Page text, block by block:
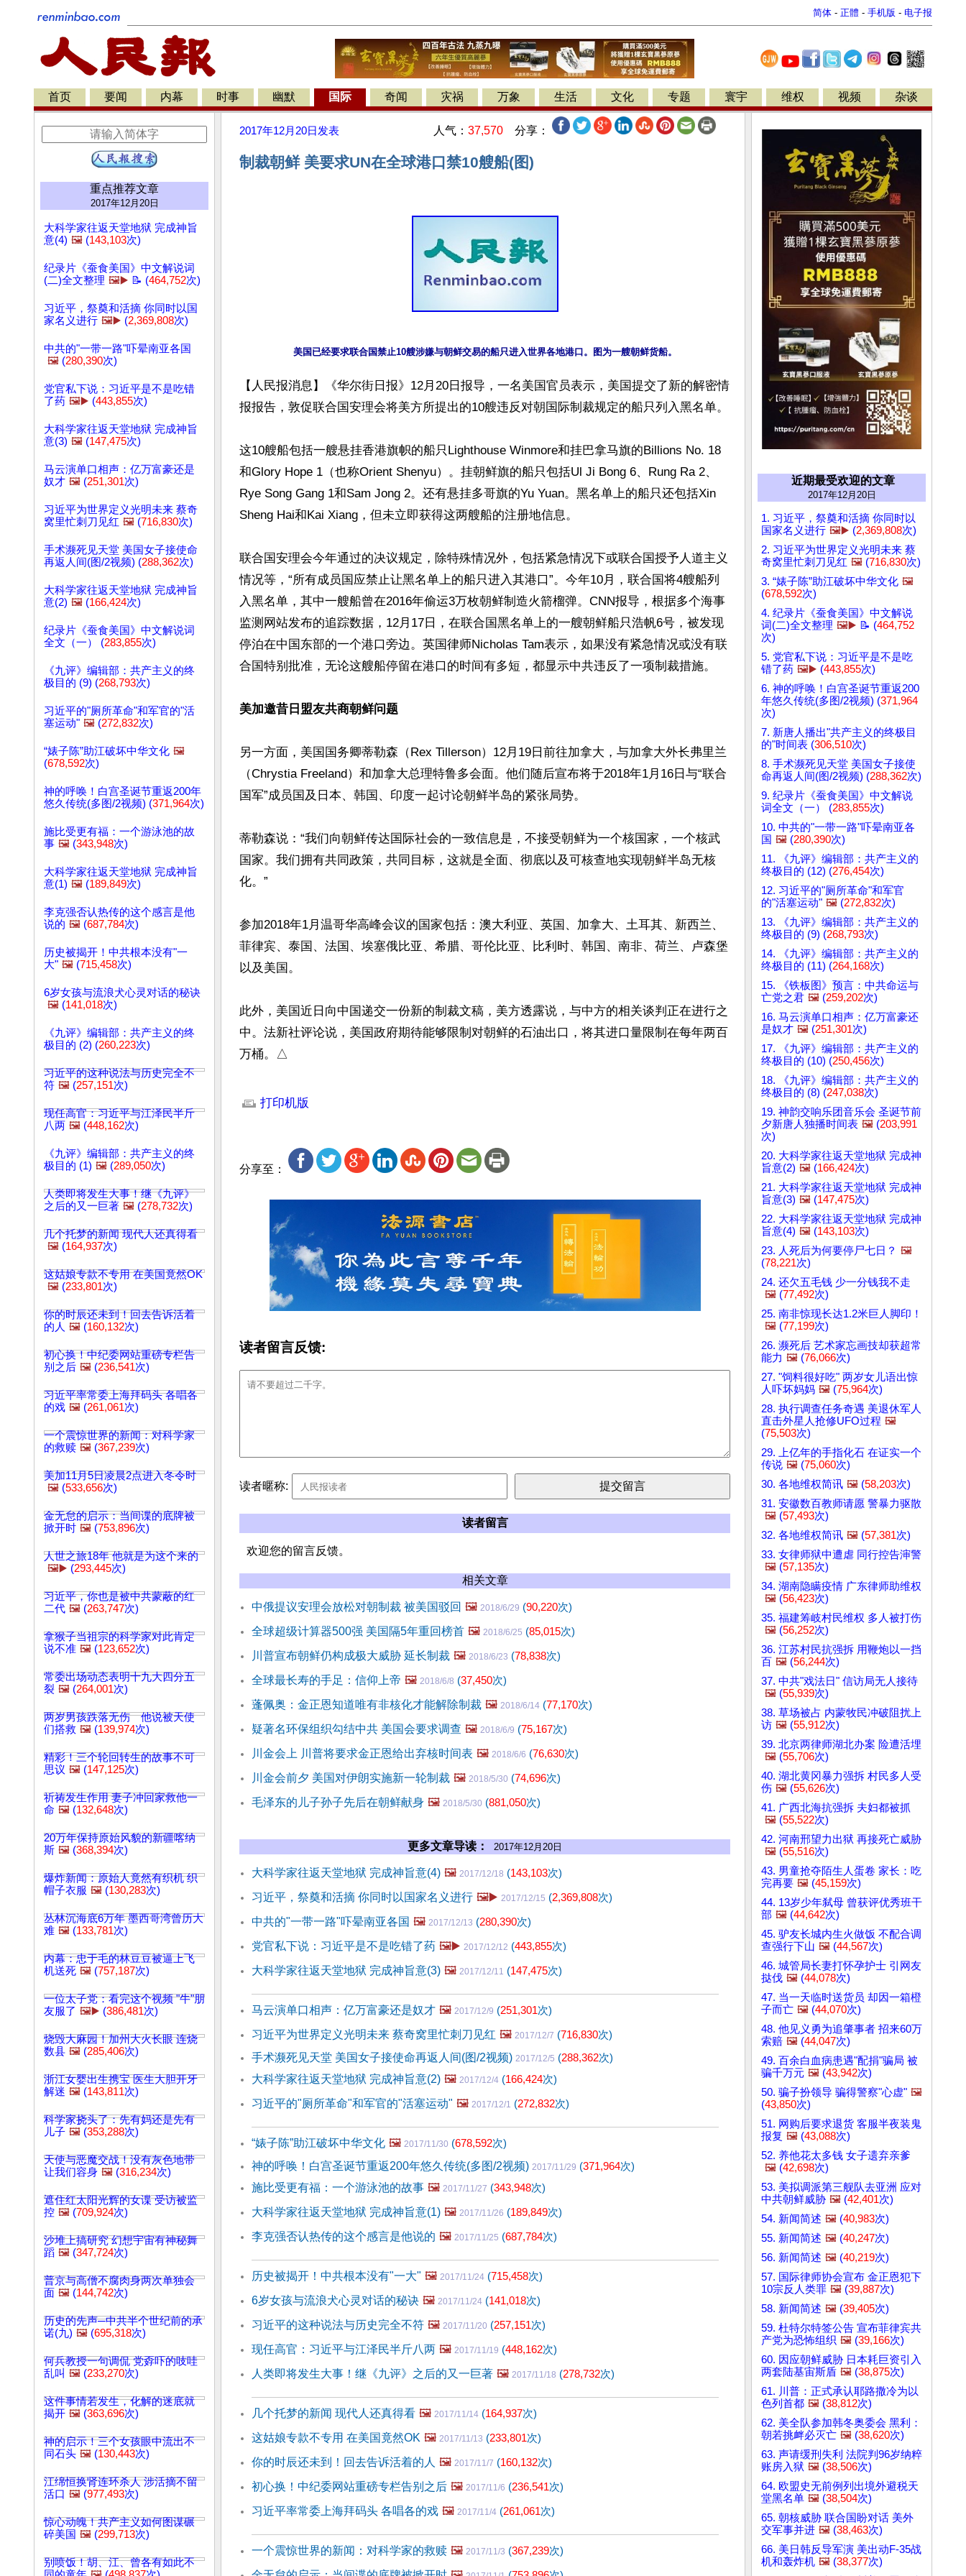
简体 - 正體 - 手机版 - 电子报
首页 要闻 内幕 时事 幽默 国际 奇闻 灾祸 万象 生活 文化 专题 寰宇 维权 视频 杂谈
重点推荐文章
2017年12月20日
大科学家往返天堂地狱 完成神旨
意(4) 🖼️ (143,103次)
纪录片《蚕食美国》中文解说词
(二)全文整理 🖼️▶️ 📝 (464,752次)
习近平，祭奠和活摘 你同时以国
家名义进行 🖼️▶️ (2,369,808次)
中共的"一带一路"吓晕南亚各国
🖼️ (280,390次)
党官私下说：习近平是不是吃错
了药 🖼️▶️ (443,855次)
大科学家往返天堂地狱 完成神旨
意(3) 🖼️ (147,475次)
马云演单口相声：亿万富豪还是
奴才 🖼️ (251,301次)
习近平为世界定义光明未来 蔡奇
窝里忙刺刀见红 🖼️ (716,830次)
手术濒死见天堂 美国女子接使命
再返人间(图/2视频) (288,362次)
大科学家往返天堂地狱 完成神旨
意(2) 🖼️ (166,424次)
纪录片《蚕食美国》中文解说词
全文（一） (283,855次)
《九评》编辑部：共产主义的终
极目的 (9) (268,793次)
习近平的"厕所革命"和军官的"活
塞运动" 🖼️ (272,832次)
“婊子陈”助江破坏中华文化 🖼️
(678,592次)
神的呼唤！白宫圣诞节重返200年
悠久传统(多图/2视频) (371,964次)
施比受更有福：一个游泳池的故
事 🖼️ (343,948次)
大科学家往返天堂地狱 完成神旨
意(1) 🖼️ (189,849次)
李克强否认热传的这个感言是他
说的 🖼️ (687,784次)
历史被揭开！中共根本没有"一
大" 🖼️ (715,458次)
6岁女孩与流浪犬心灵对话的秘诀
🖼️ (141,018次)
《九评》编辑部：共产主义的终
极目的 (2) (260,223次)
习近平的这种说法与历史完全不
符 🖼️ (257,151次)
现任高官：习近平与江泽民半斤
八两 🖼️ (448,162次)
《九评》编辑部：共产主义的终
极目的 (1) 🖼️ (289,050次)
人类即将发生大事！继《九评》
之后的又一巨著 🖼️ (278,732次)
几个托梦的新闻 现代人还真得看
🖼️ (164,937次)
这姑娘专款不专用 在美国竟然OK
🖼️ (233,801次)
你的时辰还未到！回去告诉活着
的人 🖼️ (160,132次)
初心换！中纪委网站重磅专栏告
别之后 🖼️ (236,541次)
习近平率常委上海拜码头 各唱各
的戏 🖼️ (261,061次)
一个震惊世界的新闻：对科学家
的救赎 🖼️ (367,239次)
美加11月5日凌晨2点进入冬令时
🖼️ (533,656次)
金无怠的启示：当间谍的底牌被
掀开时 🖼️ (753,896次)
人世之旅18年 他就是为这个来的
🖼️▶️ (293,445次)
习近平，你也是被中共蒙蔽的红
二代 🖼️ (263,747次)
拿猴子当祖宗的科学家对此肯定
说不准 🖼️ (123,652次)
常委出场动态表明十九大四分五
裂 🖼️ (264,001次)
两岁男孩跌落无伤 他说被天使
们搭救 🖼️ (139,974次)
精彩！三个轮回转生的故事不可
思议 🖼️ (147,125次)
祈祷发生作用 妻子冲回家救他一
命 🖼️ (132,648次)
20万年保持原始风貌的新疆喀纳
斯 🖼️ (368,394次)
爆炸新闻：原始人竟然有织机 织
帽子衣服 🖼️ (130,283次)
丛林沉海底6万年 墨西哥湾曾历大
难 🖼️ (133,781次)
内幕：忠于毛的林豆豆被逼上飞
机送死 🖼️ (757,187次)
一位太子党：看完这个视频 "牛"朋
友服了 🖼️▶️ (386,481次)
烧毁大麻园！加州大火长眼 连烧
数县 🖼️ (285,406次)
浙江女婴出生携宝 医生大胆开牙
解迷 🖼️ (143,811次)
科学家挠头了：先有妈还是先有
儿子 🖼️ (353,288次)
天使与恶魔交战！没有灰色地带
让我们容身 🖼️ (316,234次)
遮住红太阳光辉的女谍 受访被监
控 🖼️ (709,924次)
沙堆上搞研究 幻想宇宙有神秘舞
蹈 🖼️ (347,724次)
普京与高僧不腐肉身两次单独会
面 🖼️ (144,742次)
历史的先声─中共半个世纪前的承
诺(九) 🖼️ (695,318次)
何兵教授一句调侃 党孬吓的吱哇
乱叫 🖼️ (233,270次)
这件事情若发生，化解的迷底就
揭开 🖼️ (363,696次)
神的启示！三个女孩眼中流出不
同石头 🖼️ (130,443次)
江绵恒换肾连环杀人 涉活摘不留
活口 🖼️ (977,493次)
惊心动魄！共产主义如何图谋碾
碎美国 🖼️ (299,713次)
别喷饭！胡、江、曾各有如此不
2017年12月20日 发表 人气： 37,570 分享：
制裁朝鲜 美要求UN在全球港口禁10艘船(图)
【人民报消息】《华尔街日报》12月20日报导，一名美国官员表示，美国提交了新的解密情
报报告，敦促联合国安理会将美方所提出的10艘违反对朝国际制裁规定的船只列入黑名单。
这10艘船包括一艘悬挂香港旗帜的船只Lighthouse Winmore和挂巴拿马旗的Billions No. 18
和Glory Hope 1（也称Orient Shenyu）。挂朝鲜旗的船只包括Ul Ji Bong 6、Rung Ra 2、
Rye Song Gang 1和Sam Jong 2。还有悬挂多哥旗的Yu Yuan。黑名单上的船只还包括Xin
Sheng Hai和Kai Xiang，但未立即获得这两艘船的注册地信息。
联合国安理会今年通过的决议规定，除特殊情况外，包括紧急情况下或联合国授予人道主义
情况等，“所有成员国应禁止让黑名单上的船只进入其港口”。今年10月，联合国将4艘船列
入黑名单，其中一艘船曾在2016年偷运3万枚朝鲜制造火箭榴弹。CNN报导，根据多个海事
监测网站发布的追踪数据，12月17日，在联合国黑名单上的一艘朝鲜船只浩帆6号，被发现
停泊在中国东部的一个港口旁边。英国律师Nicholas Tam表示，如果没有紧急情况或没有联
合国特别批准，无论这艘船停留在港口的时间有多短，都显示中共违反了一项制裁措施。
美加邀昔日盟友共商朝鲜问题
另一方面，美国国务卿蒂勒森（Rex Tillerson）12月19日前往加拿大，与加拿大外长弗里兰
（Chrystia Freeland）和加拿大总理特鲁多会面。他们随后宣布将于2018年1月16日与“联合
国军”成员国及日本、韩国、印度一起讨论朝鲜半岛的紧张局势。
蒂勒森说：“我们向朝鲜传达国际社会的一致信息是，不接受朝鲜为一个核国家，一个核武
国家。我们拥有共同政策，共同目标，这就是全面、彻底以及可核查地实现朝鲜半岛无核
化。”
参加2018年1月温哥华高峰会议的国家包括：澳大利亚、英国、加拿大、土耳其、新西兰、
菲律宾、泰国、法国、埃塞俄比亚、希腊、哥伦比亚、比利时、韩国、南非、荷兰、卢森堡
以及美国。
此外，美国近日向中国递交一份新的制裁文稿，美方透露说，与中方的相关谈判正在进行之
中。法新社评论说，美国政府期待能够限制对朝鲜的石油出口，将其进口量限制在每年两百
万桶。△
打印机版
分享至：
读者留言反馈:
读者暱称:
读者留言
欢迎您的留言反馈。
相关文章
中俄提议安理会放松对朝制裁 被美国驳回 🖼️ 2018/6/29 (90,220次)
全球超级计算器500强 美国隔5年重回榜首 🖼️ 2018/6/25 (85,015次)
川普宣布朝鲜仍构成极大威胁 延长制裁 🖼️ 2018/6/23 (78,838次)
全球最长寿的手足：信仰上帝 🖼️ 2018/6/8 (37,450次)
蓬佩奥：金正恩知道唯有非核化才能解除制裁 🖼️ 2018/6/14 (77,170次)
疑著名环保组织勾结中共 美国会要求调查 🖼️ 2018/6/9 (75,167次)
川金会上 川普将要求金正恩给出弃核时间表 🖼️ 2018/6/6 (76,630次)
川金会前夕 美国对伊朗实施新一轮制裁 🖼️ 2018/5/30 (74,696次)
毛泽东的儿子孙子先后在朝鲜献身 🖼️ 2018/5/30 (881,050次)
更多文章导读： 2017年12月20日
大科学家往返天堂地狱 完成神旨意(4) 🖼️ 2017/12/18 (143,103次)
习近平，祭奠和活摘 你同时以国家名义进行 🖼️▶️ 2017/12/15 (2,369,808次)
中共的"一带一路"吓晕南亚各国 🖼️ 2017/12/13 (280,390次)
党官私下说：习近平是不是吃错了药 🖼️▶️ 2017/12/12 (443,855次)
大科学家往返天堂地狱 完成神旨意(3) 🖼️ 2017/12/11 (147,475次)
马云演单口相声：亿万富豪还是奴才 🖼️ 2017/12/9 (251,301次)
习近平为世界定义光明未来 蔡奇窝里忙刺刀见红 🖼️ 2017/12/7 (716,830次)
手术濒死见天堂 美国女子接使命再返人间(图/2视频) 2017/12/5 (288,362次)
大科学家往返天堂地狱 完成神旨意(2) 🖼️ 2017/12/4 (166,424次)
习近平的"厕所革命"和军官的"活塞运动" 🖼️ 2017/12/1 (272,832次)
“婊子陈”助江破坏中华文化 🖼️ 2017/11/30 (678,592次)
神的呼唤！白宫圣诞节重返200年悠久传统(多图/2视频) 2017/11/29 (371,964次)
施比受更有福：一个游泳池的故事 🖼️ 2017/11/27 (343,948次)
大科学家往返天堂地狱 完成神旨意(1) 🖼️ 2017/11/26 (189,849次)
李克强否认热传的这个感言是他说的 🖼️ 2017/11/25 (687,784次)
历史被揭开！中共根本没有"一大" 🖼️ 2017/11/24 (715,458次)
6岁女孩与流浪犬心灵对话的秘诀 🖼️ 2017/11/24 (141,018次)
习近平的这种说法与历史完全不符 🖼️ 2017/11/20 (257,151次)
现任高官：习近平与江泽民半斤八两 🖼️ 2017/11/19 (448,162次)
人类即将发生大事！继《九评》之后的又一巨著 🖼️ 2017/11/18 (278,732次)
几个托梦的新闻 现代人还真得看 🖼️ 2017/11/14 (164,937次)
这姑娘专款不专用 在美国竟然OK 🖼️ 2017/11/13 (233,801次)
你的时辰还未到！回去告诉活着的人 🖼️ 2017/11/7 (160,132次)
初心换！中纪委网站重磅专栏告别之后 🖼️ 2017/11/6 (236,541次)
习近平率常委上海拜码头 各唱各的戏 🖼️ 2017/11/4 (261,061次)
一个震惊世界的新闻：对科学家的救赎 🖼️ 2017/11/3 (367,239次)
近期最受欢迎的文章
2017年12月20日
1. 习近平，祭奠和活摘 你同时以
国家名义进行 🖼️▶️ (2,369,808次)
2. 习近平为世界定义光明未来 蔡
奇窝里忙刺刀见红 🖼️ (716,830次)
3. “婊子陈”助江破坏中华文化 🖼️
(678,592次)
4. 纪录片《蚕食美国》中文解说
词(二)全文整理 🖼️▶️ 📝 (464,752
次)
5. 党官私下说：习近平是不是吃
错了药 🖼️▶️ (443,855次)
6. 神的呼唤！白宫圣诞节重返200
年悠久传统(多图/2视频) (371,964
次)
7. 新唐人播出"共产主义的终极目
的"时间表 (306,510次)
8. 手术濒死见天堂 美国女子接使
命再返人间(图/2视频) (288,362次)
9. 纪录片《蚕食美国》中文解说
词全文（一） (283,855次)
10. 中共的"一带一路"吓晕南亚各
国 🖼️ (280,390次)
11. 《九评》编辑部：共产主义的
终极目的 (12) (276,454次)
12. 习近平的"厕所革命"和军官
的"活塞运动" 🖼️ (272,832次)
13. 《九评》编辑部：共产主义的
终极目的 (9) (268,793次)
14. 《九评》编辑部：共产主义的
终极目的 (11) (264,168次)
15. 《铁板图》预言：中共命运与
亡党之君 🖼️ (259,202次)
16. 马云演单口相声：亿万富豪还
是奴才 🖼️ (251,301次)
17. 《九评》编辑部：共产主义的
终极目的 (10) (250,456次)
18. 《九评》编辑部：共产主义的
终极目的 (8) (247,038次)
19. 神韵交响乐团音乐会 圣诞节前
夕新唐人独播时间表 🖼️ (203,991
次)
20. 大科学家往返天堂地狱 完成神
旨意(2) 🖼️ (166,424次)
21. 大科学家往返天堂地狱 完成神
旨意(3) 🖼️ (147,475次)
22. 大科学家往返天堂地狱 完成神
旨意(4) 🖼️ (143,103次)
23. 人死后为何要停尸七日？ 🖼️
(78,221次)
24. 还欠五毛钱 少一分钱我不走
🖼️ (77,492次)
25. 南非惊现长达1.2米巨人脚印！
🖼️ (77,199次)
26. 濒死后 艺术家忘画技却获超常
能力 🖼️ (76,066次)
27. "饲料很好吃" 两岁女儿语出惊
人吓坏妈妈 🖼️ (75,964次)
28. 执行调查任务奇遇 美退休军人
直击外星人抢修UFO过程 🖼️
(75,503次)
29. 上亿年的手指化石 在证实一个
传说 🖼️ (75,060次)
30. 各地维权简讯 🖼️ (58,203次)
31. 安徽数百教师请愿 警暴力驱散
🖼️ (57,493次)
32. 各地维权简讯 🖼️ (57,381次)
33. 女律师狱中遭虐 同行控告渖警
🖼️ (57,135次)
34. 湖南隐瞒疫情 广东律师助维权
🖼️ (56,423次)
35. 福建筹岐村民维权 多人被打伤
🖼️ (56,252次)
36. 江苏村民抗强拆 用鞭炮以一挡
百 🖼️ (56,244次)
37. 中共"戏法日" 信访局无人接待
🖼️ (55,939次)
38. 草场被占 内蒙牧民冲破阻扰上
访 🖼️ (55,912次)
39. 北京两律师湖北办案 险遭活埋
🖼️ (55,706次)
40. 湖北黄冈暴力强拆 村民多人受
伤 🖼️ (55,626次)
41. 广西北海抗强拆 夫妇都被抓
🖼️ (55,522次)
42. 河南邢望力出狱 再接死亡威胁
🖼️ (55,516次)
43. 男童抢夺陌生人蛋卷 家长：吃
完再要 🖼️ (45,159次)
44. 13岁少年弑母 曾获评优秀班干
部 🖼️ (44,642次)
45. 驴友长城内生火做饭 不配合调
查强行下山 🖼️ (44,567次)
46. 城管局长妻打怀孕护士 引网友
挞伐 🖼️ (44,078次)
47. 当一天临时送货员 却因一箱橙
子而亡 🖼️ (44,070次)
48. 他见义勇为追肇事者 招来60万
索赔 🖼️ (44,047次)
49. 百余白血病患遇"配捐"骗局 被
骗千万元 🖼️ (43,942次)
50. 骗子扮领导 骗得警察"心虚" 🖼️
(43,850次)
51. 网购后要求退货 客服半夜装鬼
报复 🖼️ (43,088次)
52. 养他花太多钱 女子遗弃亲爹
🖼️ (42,698次)
53. 美拟调派第三舰队去亚洲 应对
中共朝鲜威胁 🖼️ (42,401次)
54. 新闻简述 🖼️ (40,983次)
55. 新闻简述 🖼️ (40,247次)
56. 新闻简述 🖼️ (40,219次)
57. 国际律师协会宣布 金正恩犯下
10宗反人类罪 🖼️ (39,887次)
58. 新闻简述 🖼️ (39,405次)
59. 杜特尔特签公告 宣布菲律宾共
产党为恐怖组织 🖼️ (39,166次)
60. 因应朝鲜威胁 日本耗巨资引入
两套陆基宙斯盾 🖼️ (38,875次)
61. 川普：正式承认耶路撒冷为以
色列首都 🖼️ (38,812次)
62. 美全队参加韩冬奥委会 黑利：
朝若挑衅必灭亡 🖼️ (38,620次)
63. 声请缓刑失利 法院判96岁纳粹
账房入狱 🖼️ (38,506次)
64. 欧盟史无前例列出境外避税天
堂黑名单 🖼️ (38,504次)
65. 朝核威胁 联合国盼对话 美外
交军事并进 🖼️ (38,463次)
66. 美日韩反导军演 美出动F-35战
机和轰炸机 🖼️ (38,377次)